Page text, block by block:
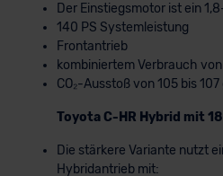
Der Einstiegsmotor ist ein
140 PS Systemleistung
Frontantrieb
kombiniertem Verbrauch
CO₂-Ausstoß von 105 bis
Toyota C-HR Hybrid mit
Die stärkere Variante nutzt
Hybridantrieb mit: